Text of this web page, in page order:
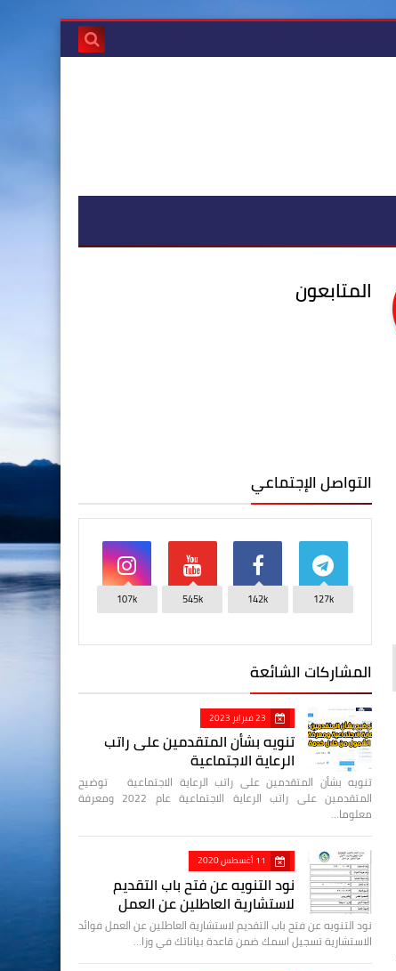
المتابعون
التواصل الإجتماعي
127k
142k
545k
107k
المشاركات الشائعة
23 فبراير 2023
تنويه بشأن المتقدمين على راتب
الرعاية الاجتماعية
تنويه بشأن المتقدمين على راتب الرعاية الاجتماعية توضيح
المتقدمين على راتب الرعاية الاجتماعية عام 2022 ومعرفة
معلوما…
11 أغسطس 2020
نود التنويه عن فتح باب التقديم
لاستشارية العاطلين عن العمل
نود التنويه عن فتح باب التقديم لاستشارية العاطلين عن العمل فوائد
الاستشارية تسجيل اسمك ضمن قاعدة بياناتك في وزا…